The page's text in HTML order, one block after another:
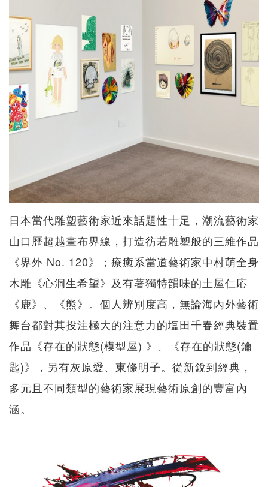
日本當代雕塑藝術家近來話題性十足，潮流藝術家
山口歷超越畫布界線，打造彷若雕塑般的三維作品
《界外 No. 120》；療癒系當道藝術家中村萌全身
木雕《心洞生希望》及有著獨特韻味的土屋仁応
《鹿》、《熊》。個人辨別度高，無論海內外藝術
舞台都對其投注極大的注意力的塩田千春經典裝置
作品《存在的狀態(模型屋) 》、《存在的狀態(鑰
匙)》，另有灰原愛、東條明子。從新銳到經典，
多元且不同類型的藝術家展現藝術原創的豐富內
涵。